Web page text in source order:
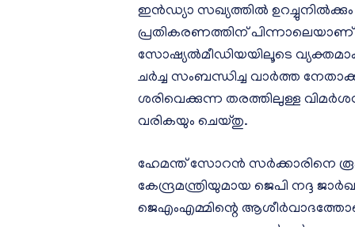
ഇൻഡ്യാ സഖ്യത്തിൽ
പ്രതികരണത്തിന് പിന്നാലെയാണ്
സോഷ്യൽമീഡിയയിലൂടെ
ചർച്ച സംബന്ധിച്ച വാർത്ത
ശരിവെക്കുന്ന തരത്തിലുള്ള
വരികയും ചെയ്തു.
ഹേമന്ത് സോറൻ സർക്കാരിനെ
കേന്ദ്രമന്ത്രിയുമായ ജെപി നദ്ദ
ജെഎംഎമ്മിന്റെ